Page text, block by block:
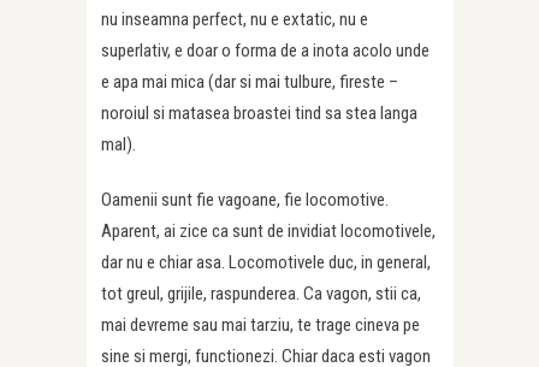
nu inseamna perfect, nu e extatic, nu e
superlativ, e doar o forma de a inota acolo unde
e apa mai mica (dar si mai tulbure, fireste –
noroiul si matasea broastei tind sa stea langa
mal).
Oamenii sunt fie vagoane, fie locomotive.
Aparent, ai zice ca sunt de invidiat locomotivele,
dar nu e chiar asa. Locomotivele duc, in general,
tot greul, grijile, raspunderea. Ca vagon, stii ca,
mai devreme sau mai tarziu, te trage cineva pe
sine si mergi, functionezi. Chiar daca esti vagon